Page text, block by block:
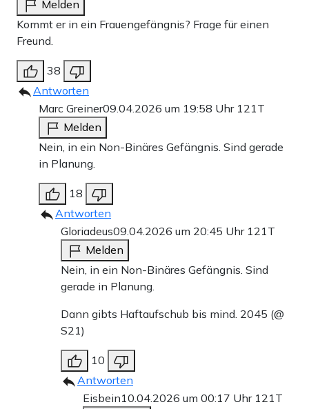
Melden
Kommt er in ein Frauengefängnis? Frage für einen
Freund.
38
Antworten
Marc Greiner09.04.2026 um 19:58 Uhr 121T
Melden
Nein, in ein Non-Binäres Gefängnis. Sind gerade
in Planung.
18
Antworten
Gloriadeus09.04.2026 um 20:45 Uhr 121T
Melden
Nein, in ein Non-Binäres Gefängnis. Sind
gerade in Planung.
Dann gibts Haftaufschub bis mind. 2045 (@
S21)
10
Antworten
Eisbein10.04.2026 um 00:17 Uhr 121T